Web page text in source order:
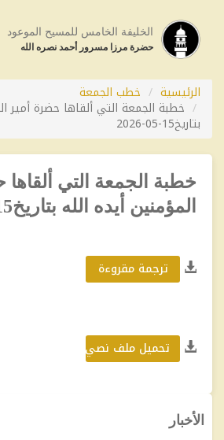
الخليفة الخامس للمسيح الموعود
حضرة مرزا مسرور أحمد نصره الله
الرئيسية خطب الجمعة
خطبة الجمعة التي ألقاها حضرة أمير
بتاريخ15-05-2026
خطبة الجمعة التي ألقاها
المؤمنين أيده الله بتاريخ15-05-2026
ترجمة مقروءة
تحميل ملف نصي
الأخبار